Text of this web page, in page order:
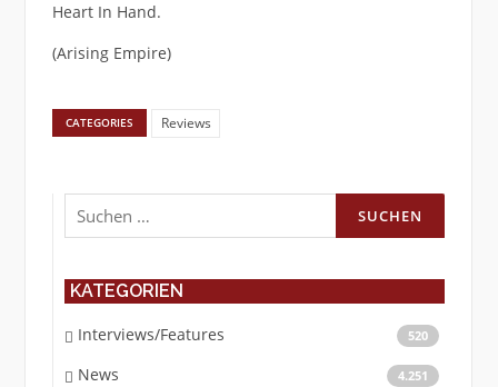
Heart In Hand.
(Arising Empire)
CATEGORIES Reviews
Suchen
nach:
KATEGORIEN
Interviews/Features 520
News 4.251